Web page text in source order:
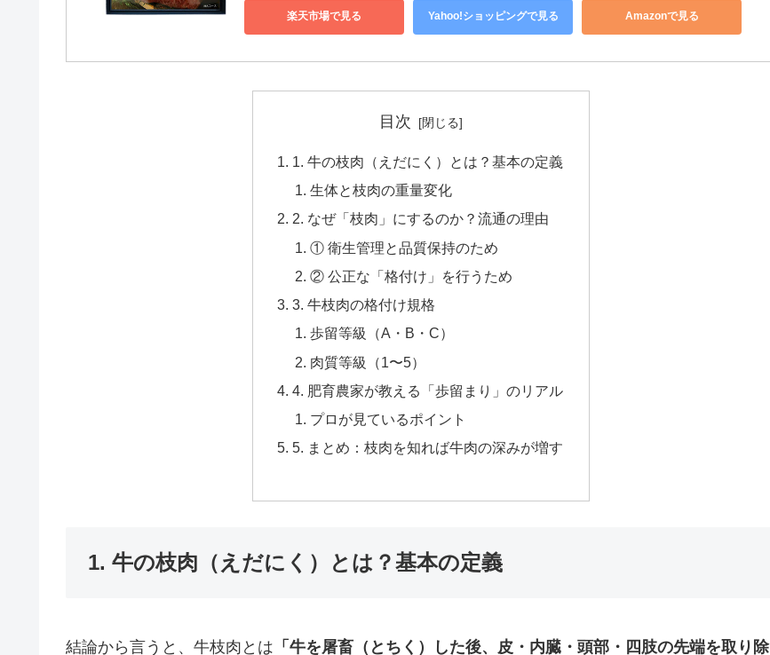
楽天市場で見る Yahoo!ショッピングで見る Amazonで見る
目次
1. 牛の枝肉（えだにく）とは？基本の定義
生体と枝肉の重量変化
2. なぜ「枝肉」にするのか？流通の理由
① 衛生管理と品質保持のため
② 公正な「格付け」を行うため
3. 牛枝肉の格付け規格
歩留等級（A・B・C）
肉質等級（1〜5）
4. 肥育農家が教える「歩留まり」のリアル
プロが見ているポイント
5. まとめ：枝肉を知れば牛肉の深みが増す
1. 牛の枝肉（えだにく）とは？基本の定義
結論から言うと、牛枝肉とは 「牛を屠畜（とちく）した後、皮・内臓・頭部・四肢の先端を取り除